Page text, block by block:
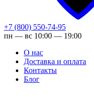
+7 (800) 550-74-95
пн — вс 10:00 — 19:00
О нас
Доставка и оплата
Контакты
Блог